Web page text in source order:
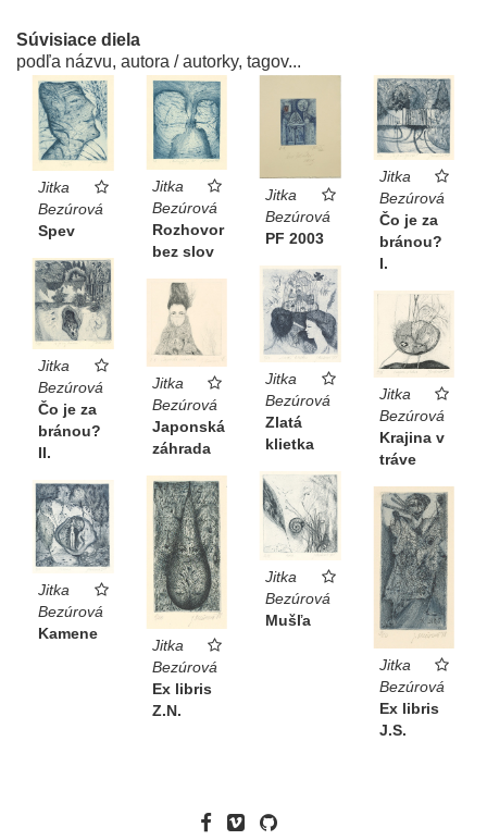
Súvisiace diela
podľa názvu, autora / autorky, tagov...
Jitka
Bezúrová
Spev
Jitka
Bezúrová
Rozhovor
bez slov
Jitka
Bezúrová
PF 2003
Jitka
Bezúrová
Čo je za
bránou?
I.
Jitka
Bezúrová
Čo je za
bránou?
II.
Jitka
Bezúrová
Zlatá
klietka
Jitka
Bezúrová
Japonská
záhrada
Jitka
Bezúrová
Krajina v
tráve
Jitka
Bezúrová
Mušľa
Jitka
Bezúrová
Ex libris
Z.N.
Jitka
Bezúrová
Kamene
Jitka
Bezúrová
Ex libris
J.S.